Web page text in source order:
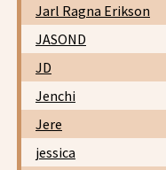
Jarl Ragna Erikson
JASOND
JD
Jenchi
Jere
jessica